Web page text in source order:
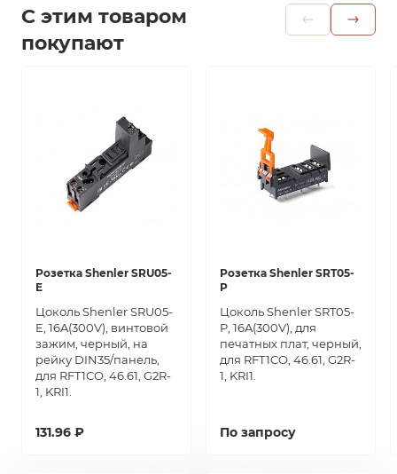
С этим товаром
покупают
Розетка Shenler SRU05-
E
Цоколь Shenler SRU05-
E, 16A(300V), винтовой
зажим, черный, на
рейку DIN35/панель,
для RFT1CO, 46.61, G2R-
1, KRI1.
131.96 ₽
Розетка Shenler SRT05-
P
Цоколь Shenler SRT05-
P, 16A(300V), для
печатных плат, черный,
для RFT1CO, 46.61, G2R-
1, KRI1.
По запросу